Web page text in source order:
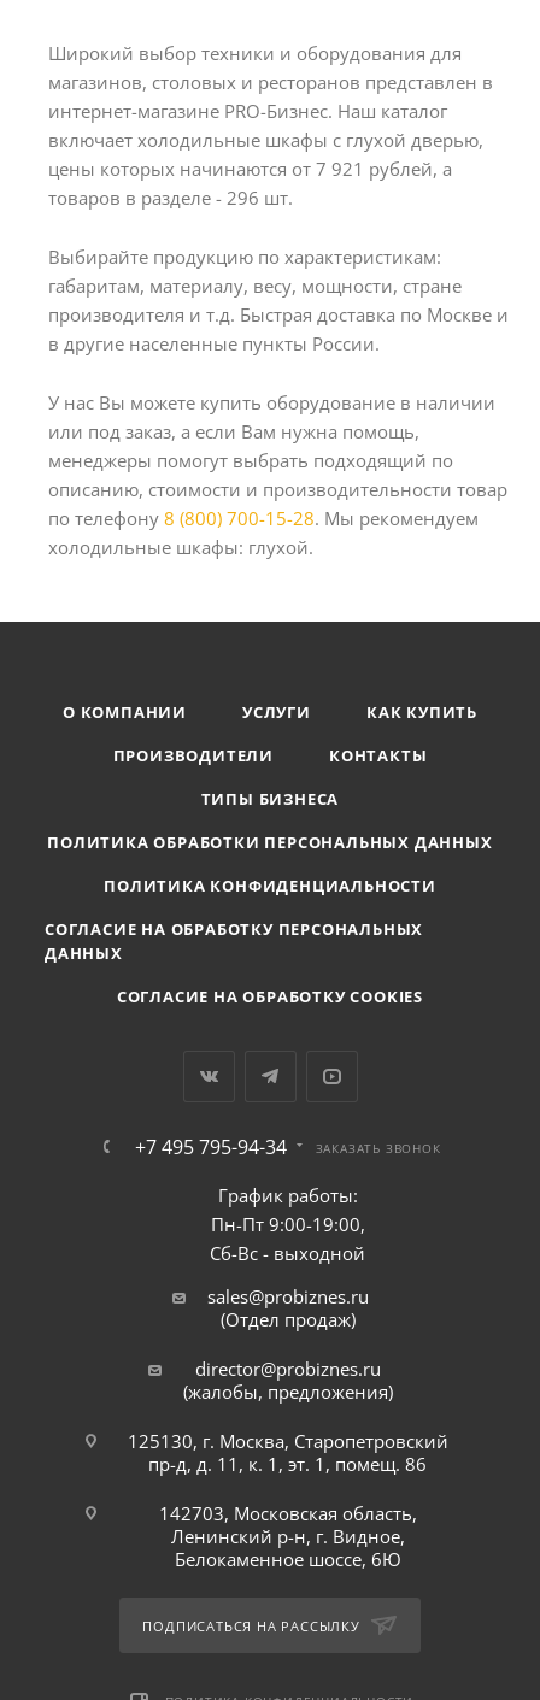
Широкий выбор техники и оборудования для
магазинов, столовых и ресторанов представлен в
интернет-магазине PRO-Бизнес. Наш каталог
включает холодильные шкафы с глухой дверью,
цены которых начинаются от 7 921 рублей, а
товаров в разделе - 296 шт.
Выбирайте продукцию по характеристикам:
габаритам, материалу, весу, мощности, стране
производителя и т.д. Быстрая доставка по Москве и
в другие населенные пункты России.
У нас Вы можете купить оборудование в наличии
или под заказ, а если Вам нужна помощь,
менеджеры помогут выбрать подходящий по
описанию, стоимости и производительности товар
по телефону 8 (800) 700-15-28. Мы рекомендуем
холодильные шкафы: глухой.
О КОМПАНИИ УСЛУГИ
КАК КУПИТЬ
ПРОИЗВОДИТЕЛИ
КОНТАКТЫ
ТИПЫ БИЗНЕСА
ПОЛИТИКА ОБРАБОТКИ ПЕРСОНАЛЬНЫХ ДАННЫХ
ПОЛИТИКА КОНФИДЕНЦИАЛЬНОСТИ
СОГЛАСИЕ НА ОБРАБОТКУ ПЕРСОНАЛЬНЫХ
ДАННЫХ
СОГЛАСИЕ НА ОБРАБОТКУ COOKIES
+7 495 795-94-34 ЗАКАЗАТЬ ЗВОНОК
График работы:
Пн-Пт 9:00-19:00,
Сб-Вс - выходной
sales@probiznes.ru
(Отдел продаж)
director@probiznes.ru
(жалобы, предложения)
125130, г. Москва, Старопетровский
пр-д, д. 11, к. 1, эт. 1, помещ. 86
142703, Московская область,
Ленинский р-н, г. Видное,
Белокаменное шоссе, 6Ю
ПОДПИСАТЬСЯ НА РАССЫЛКУ